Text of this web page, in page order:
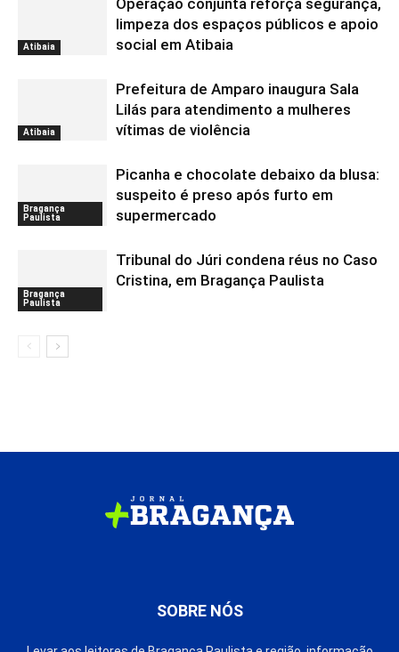
Atibaia
Operação conjunta reforça segurança,
limpeza dos espaços públicos e apoio
social em Atibaia
Atibaia
Prefeitura de Amparo inaugura Sala
Lilás para atendimento a mulheres
vítimas de violência
Bragança
Paulista
Picanha e chocolate debaixo da blusa:
suspeito é preso após furto em
supermercado
Bragança
Paulista
Tribunal do Júri condena réus no Caso
Cristina, em Bragança Paulista
SOBRE NÓS